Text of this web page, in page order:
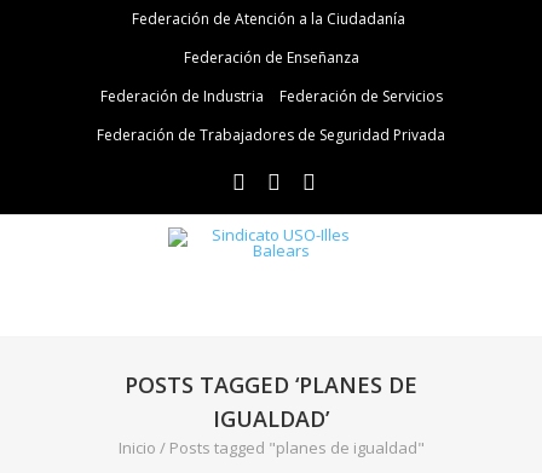
Federación de Atención a la Ciudadanía
Federación de Enseñanza
Federación de Industria
Federación de Servicios
Federación de Trabajadores de Seguridad Privada
POSTS TAGGED ‘PLANES DE
IGUALDAD’
Inicio / Posts tagged "planes de igualdad"